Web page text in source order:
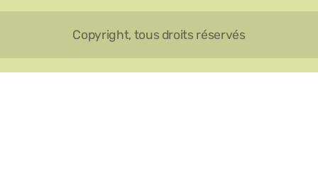
Copyright, tous droits réservés